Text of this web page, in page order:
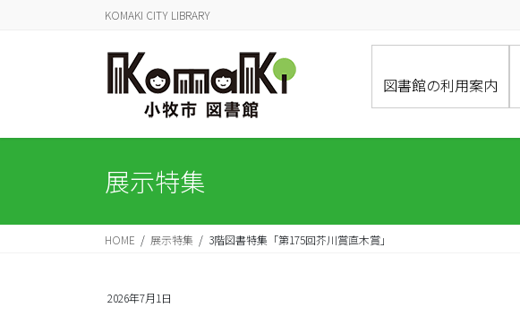
移
ン
KOMAKI CITY LIBRARY
図書館の利用案内
展示特集
HOME 展示特集 3階図書特集「第175回芥川賞直木賞」
2026年7月1日